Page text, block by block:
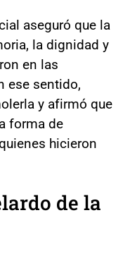
aseguró que la
la dignidad y
en las
ese sentido,
y afirmó que
forma de
hicieron
de la